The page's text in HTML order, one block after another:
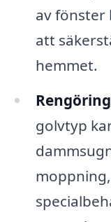
av fönster
att
hemmet.
golvtyp